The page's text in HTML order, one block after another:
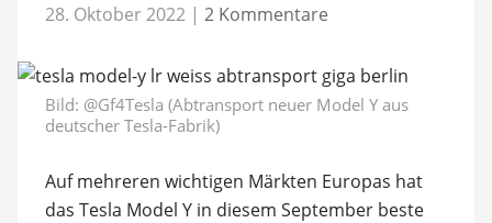
28. Oktober 2022 | 2 Kommentare
Bild: @Gf4Tesla (Abtransport neuer Model Y aus
deutscher Tesla-Fabrik)
Auf mehreren wichtigen Märkten Europas hat
das Tesla Model Y in diesem September beste